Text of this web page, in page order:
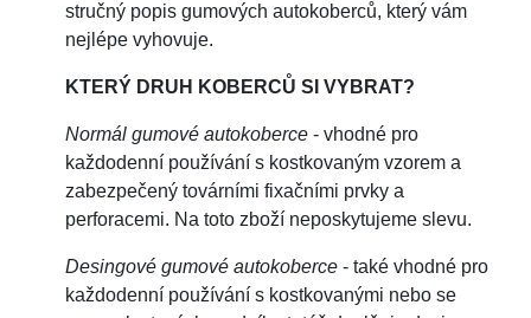
stručný popis gumových autokoberců, který vám
nejlépe vyhovuje.
KTERÝ DRUH KOBERCŮ SI VYBRAT?
Normál gumové autokoberce- vhodné pro
každodenní používání s kostkovaným vzorem a
zabezpečený továrními fixačními prvky a
perforacemi. Na toto zboží neposkytujeme slevu.
Desingové gumové autokoberce- také vhodné pro
každodenní používání s kostkovanými nebo se